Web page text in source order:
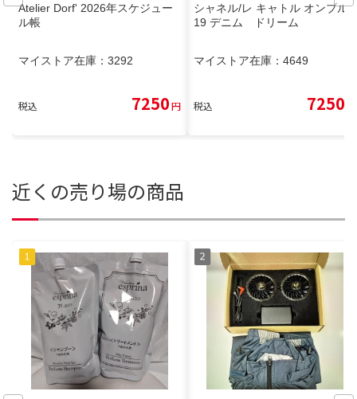
Atelier Dorf' 2026年スケジュー
ル帳
マイストア在庫： 3292
税込 7250円
シャネル/レ キャトル オンブル /
19 デニム ドリーム
マイストア在庫： 4649
税込 7250
近くの売り場の商品